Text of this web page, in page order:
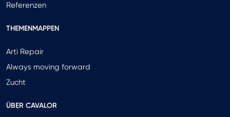
Referenzen
THEMENMAPPEN
Arti Repair
Always moving forward
Zucht
ÜBER CAVALOR